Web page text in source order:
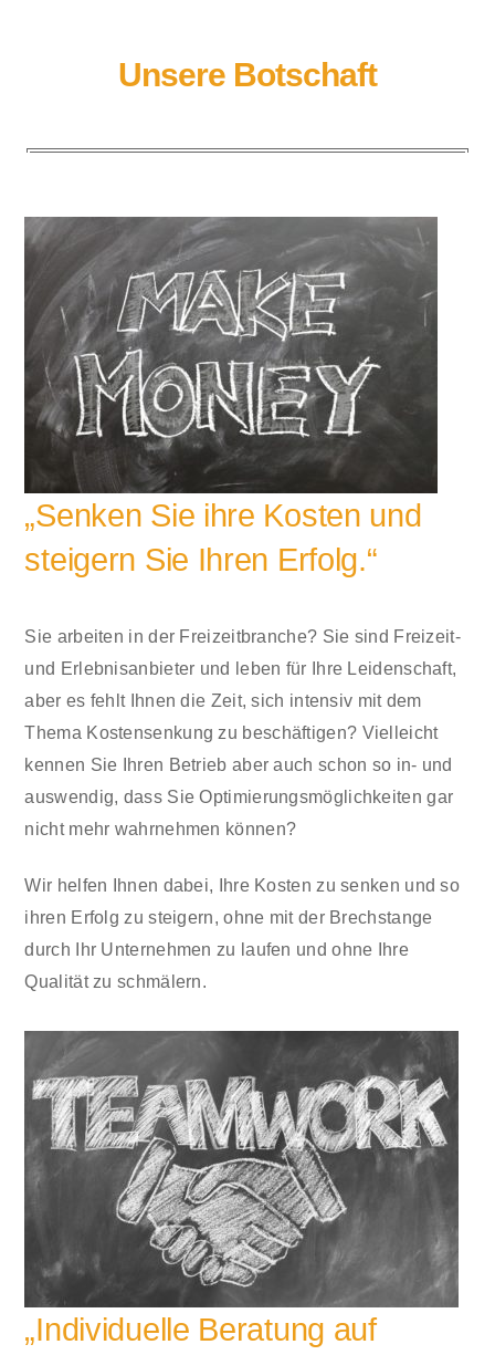
Unsere Botschaft
„Senken Sie ihre Kosten und
steigern Sie Ihren Erfolg.“
Sie arbeiten in der Freizeitbranche? Sie sind Freizeit-
und Erlebnisanbieter und leben für Ihre Leidenschaft,
aber es fehlt Ihnen die Zeit, sich intensiv mit dem
Thema Kostensenkung zu beschäftigen? Vielleicht
kennen Sie Ihren Betrieb aber auch schon so in- und
auswendig, dass Sie Optimierungsmöglichkeiten gar
nicht mehr wahrnehmen können?
Wir helfen Ihnen dabei, Ihre Kosten zu senken und so
ihren Erfolg zu steigern, ohne mit der Brechstange
durch Ihr Unternehmen zu laufen und ohne Ihre
Qualität zu schmälern.
„Individuelle Beratung auf